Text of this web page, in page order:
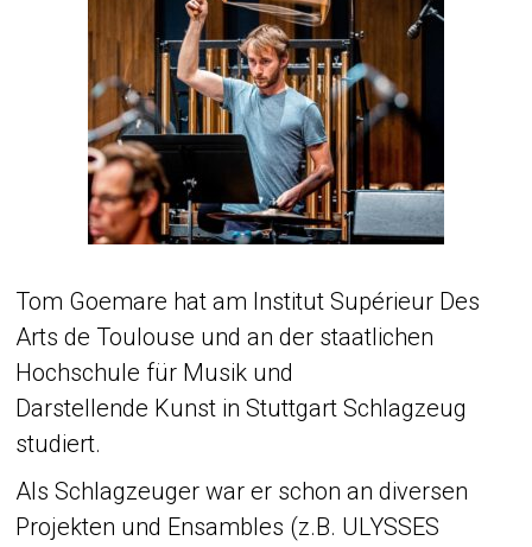
Tom Goemare hat am Institut Supérieur Des
Arts de Toulouse und an der staatlichen
Hochschule für Musik und
Darstellende Kunst in Stuttgart Schlagzeug
studiert.
Als Schlagzeuger war er schon an diversen
Projekten und Ensambles (z.B. ULYSSES